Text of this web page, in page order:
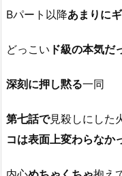
Bパート以降あまりに
どっこい ド級の本気だ
深刻に押し黙る一同
第七話で見殺しにした
コは表面上変わらなか